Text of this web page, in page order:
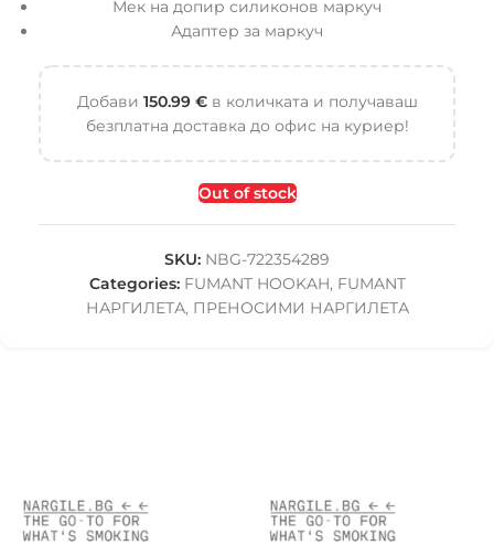
Мек на допир силиконов маркуч
Адаптер за маркуч
Добави 150.99 €в количката и получаваш
безплатна доставка до офис на куриер!
Out of stock
SKU: NBG-722354289
Categories: FUMANT HOOKAH, FUMANT
НАРГИЛЕТА, ПРЕНОСИМИ НАРГИЛЕТА